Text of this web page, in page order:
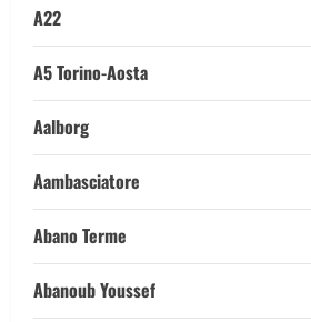
A22
A5 Torino-Aosta
Aalborg
Aambasciatore
Abano Terme
Abanoub Youssef